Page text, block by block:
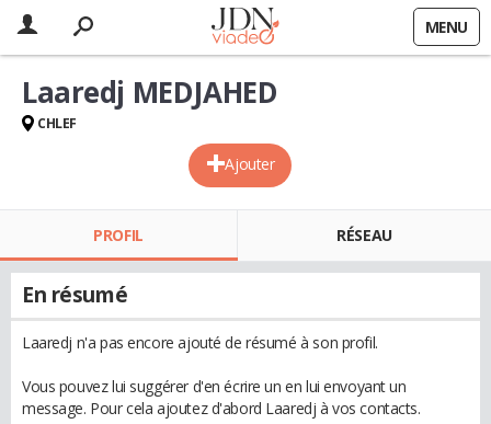
MENU
Ajouter
Laaredj MEDJAHED
CHLEF
PROFIL RÉSEAU
En résumé
Laaredj n'a pas encore ajouté de résumé à son profil.
Vous pouvez lui suggérer d'en écrire un en lui envoyant un
message. Pour cela ajoutez d'abord Laaredj à vos contacts.